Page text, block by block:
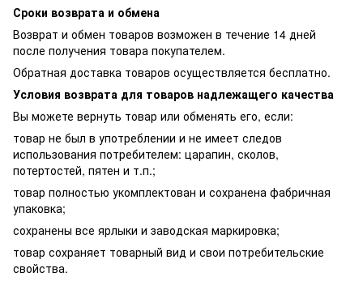
Сроки возврата и обмена
Возврат и обмен товаров возможен в течение 14 дней
после получения товара покупателем.
Обратная доставка товаров осуществляется бесплатно.
Условия возврата для товаров надлежащего качества
Вы можете вернуть товар или обменять его, если:
товар не был в употреблении и не имеет следов
использования потребителем: царапин, сколов,
потертостей, пятен и т.п.;
товар полностью укомплектован и сохранена фабричная
упаковка;
сохранены все ярлыки и заводская маркировка;
товар сохраняет товарный вид и свои потребительские
свойства.